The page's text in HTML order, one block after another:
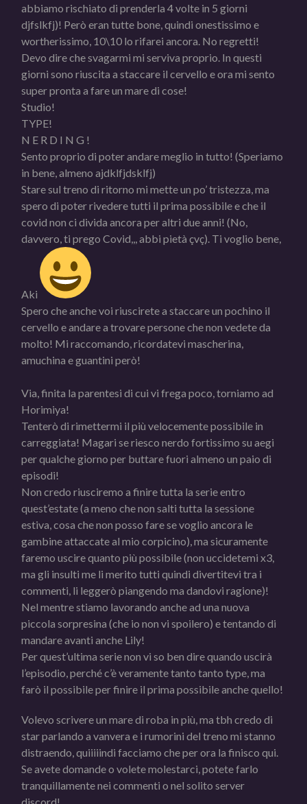
abbiamo rischiato di prenderla 4 volte in 5 giorni
djfslkfj)! Però eran tutte bone, quindi onestissimo e
wortherissimo, 10\10 lo rifarei ancora. No regretti!
Devo dire che svagarmi mi serviva proprio. In questi
giorni sono riuscita a staccare il cervello e ora mi sento
super pronta a fare un mare di cose!
Studio!
TYPE!
N E R D I N G !
Sento proprio di poter andare meglio in tutto! (Speriamo
in bene, almeno ajdklfjdsklfj)
Stare sul treno di ritorno mi mette un po’ tristezza, ma
spero di poter rivedere tutti il prima possibile e che il
covid non ci divida ancora per altri due anni! (No,
davvero, ti prego Covid,,, abbi pietà çvç). Ti voglio bene,
Aki
Spero che anche voi riuscirete a staccare un pochino il
cervello e andare a trovare persone che non vedete da
molto! Mi raccomando, ricordatevi mascherina,
amuchina e guantini però!
Via, finita la parentesi di cui vi frega poco, torniamo ad
Horimiya!
Tenterò di rimettermi il più velocemente possibile in
carreggiata! Magari se riesco nerdo fortissimo su aegi
per qualche giorno per buttare fuori almeno un paio di
episodi!
Non credo riusciremo a finire tutta la serie entro
quest’estate (a meno che non salti tutta la sessione
estiva, cosa che non posso fare se voglio ancora le
gambine attaccate al mio corpicino), ma sicuramente
faremo uscire quanto più possibile (non uccidetemi x3,
ma gli insulti me li merito tutti quindi divertitevi tra i
commenti, li leggerò piangendo ma dandovi ragione)!
Nel mentre stiamo lavorando anche ad una nuova
piccola sorpresina (che io non vi spoilero) e tentando di
mandare avanti anche Lily!
Per quest’ultima serie non vi so ben dire quando uscirà
l’episodio, perché c’è veramente tanto tanto type, ma
farò il possibile per finire il prima possibile anche quello!
Volevo scrivere un mare di roba in più, ma tbh credo di
star parlando a vanvera e i rumorini del treno mi stanno
distraendo, quiiiiindi facciamo che per ora la finisco qui.
Se avete domande o volete molestarci, potete farlo
tranquillamente nei commenti o nel solito server